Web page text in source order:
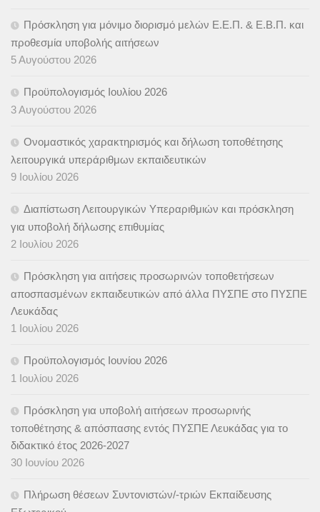
Πρόσκληση για μόνιμο διορισμό μελών Ε.Ε.Π. & Ε.Β.Π. και
προθεσμία υποβολής αιτήσεων
5 Αυγούστου 2026
Προϋπολογισμός Ιουλίου 2026
3 Αυγούστου 2026
Ονομαστικός χαρακτηρισμός και δήλωση τοποθέτησης
λειτουργικά υπεράριθμων εκπαιδευτικών
9 Ιουλίου 2026
Διαπίστωση Λειτουργικών Υπεραριθμιών και πρόσκληση
για υποβολή δήλωσης επιθυμίας
2 Ιουλίου 2026
Πρόσκληση για αιτήσεις προσωρινών τοποθετήσεων
αποσπασμένων εκπαιδευτικών από άλλα ΠΥΣΠΕ στο ΠΥΣΠΕ
Λευκάδας
1 Ιουλίου 2026
Προϋπολογισμός Ιουνίου 2026
1 Ιουλίου 2026
Πρόσκληση για υποβολή αιτήσεων προσωρινής
τοποθέτησης & απόσπασης εντός ΠΥΣΠΕ Λευκάδας για το
διδακτικό έτος 2026-2027
30 Ιουνίου 2026
Πλήρωση θέσεων Συντονιστών/-τριών Εκπαίδευσης